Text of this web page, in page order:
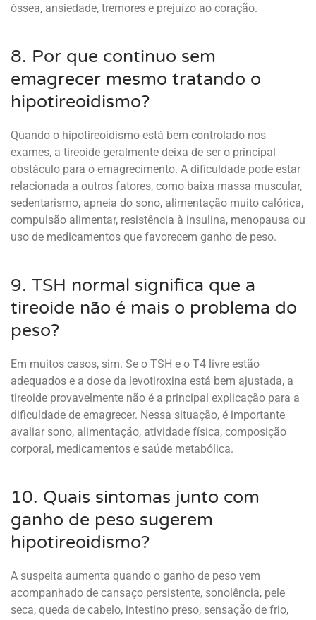
óssea, ansiedade, tremores e prejuízo ao coração.
8. Por que continuo sem
emagrecer mesmo tratando o
hipotireoidismo?
Quando o hipotireoidismo está bem controlado nos
exames, a tireoide geralmente deixa de ser o principal
obstáculo para o emagrecimento. A dificuldade pode estar
relacionada a outros fatores, como baixa massa muscular,
sedentarismo, apneia do sono, alimentação muito calórica,
compulsão alimentar, resistência à insulina, menopausa ou
uso de medicamentos que favorecem ganho de peso.
9. TSH normal significa que a
tireoide não é mais o problema do
peso?
Em muitos casos, sim. Se o TSH e o T4 livre estão
adequados e a dose da levotiroxina está bem ajustada, a
tireoide provavelmente não é a principal explicação para a
dificuldade de emagrecer. Nessa situação, é importante
avaliar sono, alimentação, atividade física, composição
corporal, medicamentos e saúde metabólica.
10. Quais sintomas junto com
ganho de peso sugerem
hipotireoidismo?
A suspeita aumenta quando o ganho de peso vem
acompanhado de cansaço persistente, sonolência, pele
seca, queda de cabelo, intestino preso, sensação de frio,